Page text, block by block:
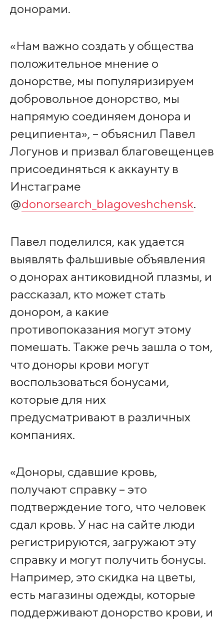
донорами.
«Нам важно создать у общества
положительное мнение о
донорстве, мы популяризируем
добровольное донорство, мы
напрямую соединяем донора и
реципиента», – объяснил Павел
Логунов и призвал благовещенцев
присоединяться к аккаунту в
Инстаграме
@donorsearch_blagoveshchensk.
Павел поделился, как удается
выявлять фальшивые объявления
о донорах антиковидной плазмы, и
рассказал, кто может стать
донором, а какие
противопоказания могут этому
помешать. Также речь зашла о том,
что доноры крови могут
воспользоваться бонусами,
которые для них
предусматривают в различных
компаниях.
«Доноры, сдавшие кровь,
получают справку – это
подтверждение того, что человек
сдал кровь. У нас на сайте люди
регистрируются, загружают эту
справку и могут получить бонусы.
Например, это скидка на цветы,
есть магазины одежды, которые
поддерживают донорство крови, и